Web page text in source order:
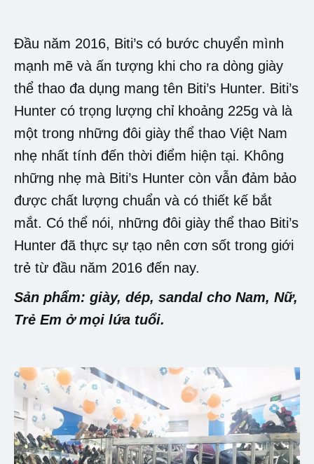
Đầu năm 2016, Biti’s có bước chuyển mình
mạnh mẽ và ấn tượng khi cho ra dòng giày
thể thao đa dụng mang tên Biti’s Hunter. Biti’s
Hunter có trọng lượng chỉ khoảng 225g và là
một trong những đôi giày thể thao Việt Nam
nhẹ nhất tính đến thời điểm hiện tại. Không
những nhẹ mà Biti’s Hunter còn vẫn đảm bảo
được chất lượng chuẩn và có thiết kế bắt
mắt. Có thể nói, những đôi giày thể thao Biti’s
Hunter đã thực sự tạo nên cơn sốt trong giới
trẻ từ đầu năm 2016 đến nay.
Sản phẩm: giày, dép, sandal cho Nam, Nữ,
Trẻ Em ở mọi lứa tuổi.